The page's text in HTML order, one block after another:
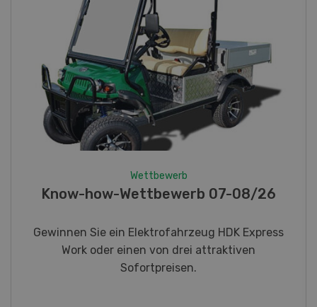
Fotorätsel 07-08/26
Gewinnen Sie eines von fünf LANDI
Taschenmessern